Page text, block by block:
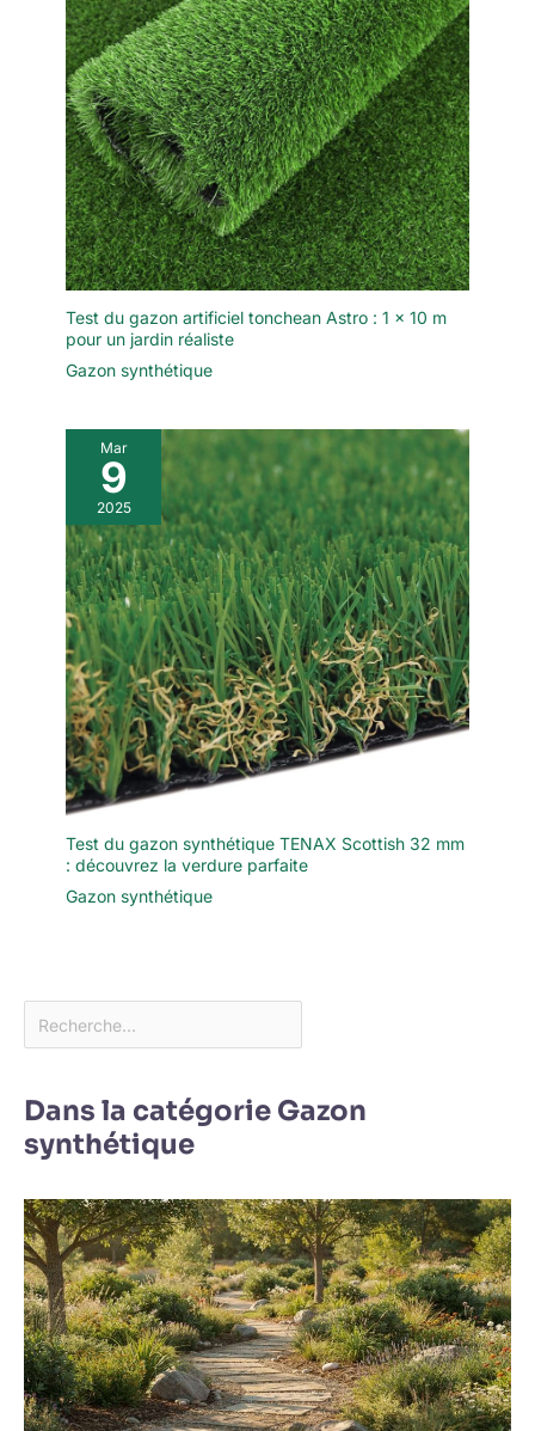
Test du gazon artificiel tonchean Astro : 1 x 10 m
pour un jardin réaliste
Gazon synthétique
Mar
9
2025
Test du gazon synthétique TENAX Scottish 32 mm
: découvrez la verdure parfaite
Gazon synthétique
Dans la catégorie Gazon
synthétique